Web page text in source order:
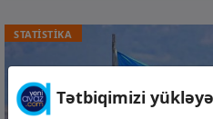
STATİSTİKA
Tətbiqimizi